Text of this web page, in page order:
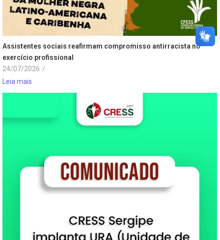
Assistentes sociais reafirmam compromisso antirracista no
exercício profissional
24/07/2026 /
Leia mais